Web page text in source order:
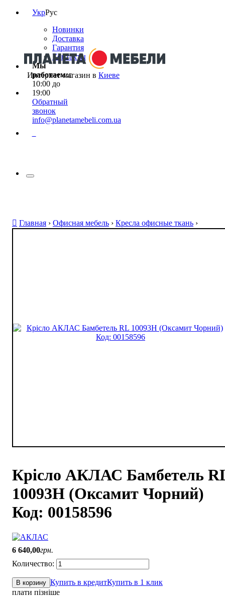
УкрРус
Новинки
Доставка
Гарантия
Контакты
Мы
работаем:с
10:00 до
19:00
Обратный
звонок
info@planetamebeli.com.ua
Интернет-магазин в Киеве
Главная › Офисная мебель › Кресла офисные ткань ›
Крісло АКЛАС Бамбетель
10093H (Оксамит Чорний)
Код: 00158596
6 640,00грн.
В корзину Купить в кредитКупить в 1 клик
плати пізніше